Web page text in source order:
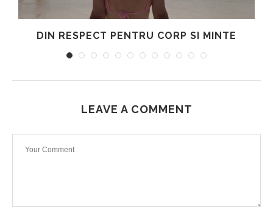
DIN RESPECT PENTRU CORP SI MINTE
LEAVE A COMMENT